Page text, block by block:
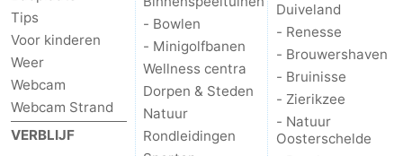
Tips
Voor kinderen
Weer
Webcam
Webcam Strand
VERBLIJF
- Bowlen
- Minigolfbanen
Wellness centra
Dorpen & Steden
Natuur
Rondleidingen
Duiveland
- Renesse
- Brouwershaven
- Bruinisse
- Zierikzee
- Natuur
Oosterschelde